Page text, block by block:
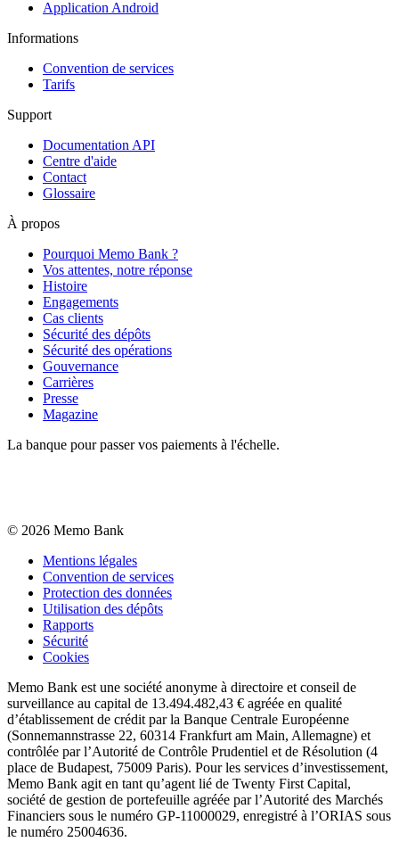
Application Android
Informations
Convention de services
Tarifs
Support
Documentation API
Centre d'aide
Contact
Glossaire
À propos
Pourquoi Memo Bank ?
Vos attentes, notre réponse
Histoire
Engagements
Cas clients
Sécurité des dépôts
Sécurité des opérations
Gouvernance
Carrières
Presse
Magazine
La banque pour passer vos paiements à l'échelle.
© 2026 Memo Bank
Mentions légales
Convention de services
Protection des données
Utilisation des dépôts
Rapports
Sécurité
Cookies
Memo Bank est une société anonyme à directoire et conseil de
surveillance au capital de 13.494.482,43 € agréée en qualité
d’établissement de crédit par la Banque Centrale Européenne
(Sonnemannstrasse 22, 60314 Frankfurt am Main, Allemagne) et
contrôlée par l’Autorité de Contrôle Prudentiel et de Résolution (4
place de Budapest, 75009 Paris). Pour les services d’investissement,
Memo Bank agit en tant qu’agent lié de Twenty First Capital,
société de gestion de portefeuille agréée par l’Autorité des Marchés
Financiers sous le numéro GP-11000029, enregistré à l’ORIAS sous
le numéro 25004636.